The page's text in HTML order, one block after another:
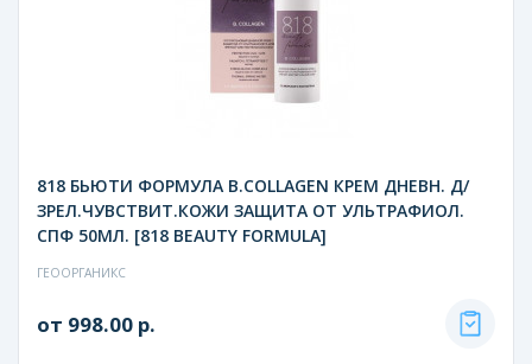
818 БЬЮТИ ФОРМУЛА B.COLLAGEN КРЕМ ДНЕВН. Д/
ЗРЕЛ.ЧУВСТВИТ.КОЖИ ЗАЩИТА ОТ УЛЬТРАФИОЛ.
СПФ 50МЛ. [818 BEAUTY FORMULA]
ГЕООРГАНИКС
от 998.00 р.